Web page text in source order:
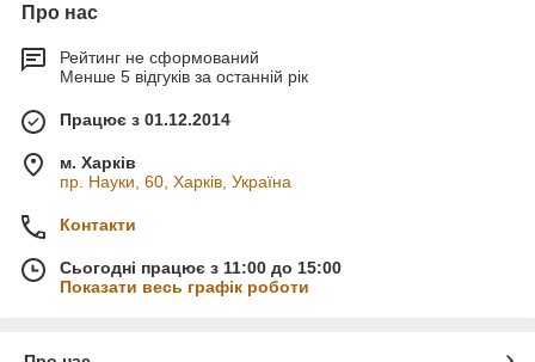
Про нас
Рейтинг не сформований
Менше 5 відгуків за останній рік
Працює з 01.12.2014
м. Харків
пр. Науки, 60, Харків, Україна
Контакти
Сьогодні працює з 11:00 до 15:00
Показати весь графік роботи